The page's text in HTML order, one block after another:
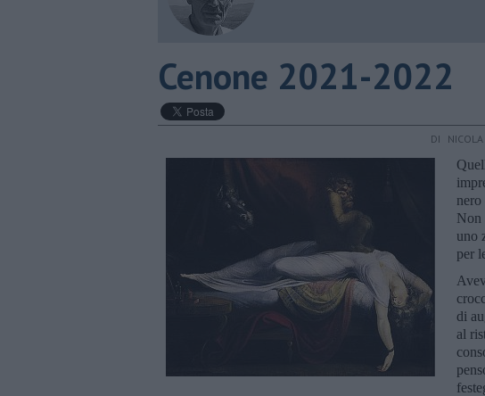
Cenone 2021-2022
DI
Non
uno
per
di
al